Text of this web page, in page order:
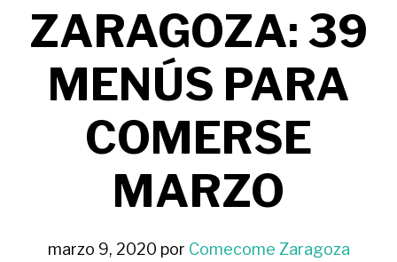
ZARAGOZA: 39
MENÚS PARA
COMERSE
MARZO
marzo 9, 2020 por Comecome Zaragoza